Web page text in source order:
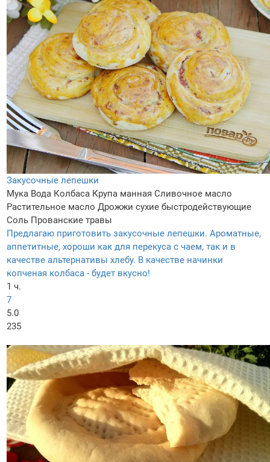
Закусочные лепешки
Мука Вода Колбаса Крупа манная Сливочное масло
Растительное масло Дрожжи сухие быстродействующие
Соль Прованские травы
Предлагаю приготовить закусочные лепешки. Ароматные,
аппетитные, хороши как для перекуса с чаем, так и в
качестве альтернативы хлебу. В качестве начинки
копченая колбаса - будет вкусно!
1 ч.
7
5.0
235